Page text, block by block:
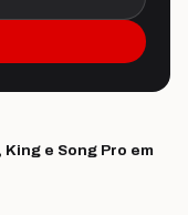
e Song Pro em